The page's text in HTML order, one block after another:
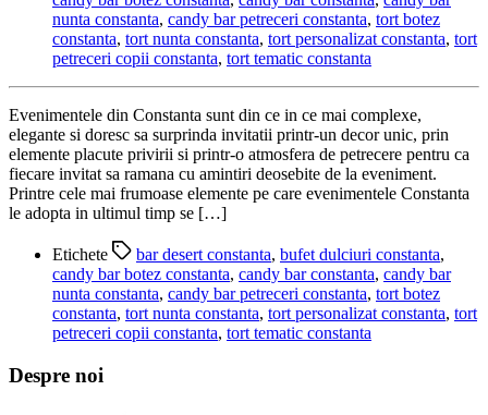
nunta constanta, candy bar petreceri constanta, tort botez
constanta, tort nunta constanta, tort personalizat constanta, tort
petreceri copii constanta, tort tematic constanta
Evenimentele din Constanta sunt din ce in ce mai complexe,
elegante si doresc sa surprinda invitatii printr-un decor unic, prin
elemente placute privirii si printr-o atmosfera de petrecere pentru ca
fiecare invitat sa ramana cu amintiri deosebite de la eveniment.
Printre cele mai frumoase elemente pe care evenimentele Constanta
le adopta in ultimul timp se […]
Etichete bar desert constanta, bufet dulciuri constanta,
candy bar botez constanta, candy bar constanta, candy bar
nunta constanta, candy bar petreceri constanta, tort botez
constanta, tort nunta constanta, tort personalizat constanta, tort
petreceri copii constanta, tort tematic constanta
Despre noi